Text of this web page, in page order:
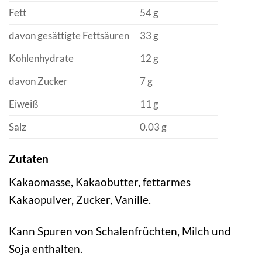
Fett
54 g
davon gesättigte Fettsäuren
33 g
Kohlenhydrate
12 g
davon Zucker
7 g
Eiweiß
11 g
Salz
0.03 g
Zutaten
Kakaomasse, Kakaobutter, fettarmes
Kakaopulver, Zucker, Vanille.
Kann Spuren von Schalenfrüchten, Milch und
Soja enthalten.